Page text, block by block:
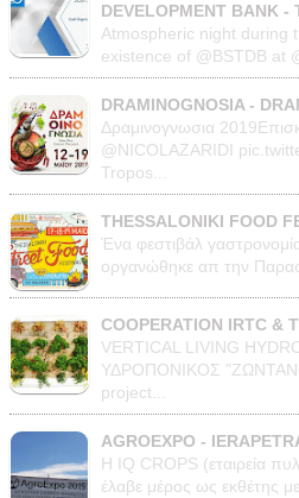
DEVELOPMENT BANK -
Atmospheric night during
existence of @BSTDB at
DRAMINOGNOSIA -
Δραμινογνωσια
@NICOLAZARIDI
Tropos...
THESSALONIKI FOOD
Ένα φεστιβάλ
οργανώθηκε απ την
COOPERATION IRTC &
VERTICAL LIVING
ΥΔΡΟΠΟΝΙΚΟΣ
project...
AGROEXPO -
Η IQ CROPS (εταιρεία
έλαβε μέρος ως εκθέτης